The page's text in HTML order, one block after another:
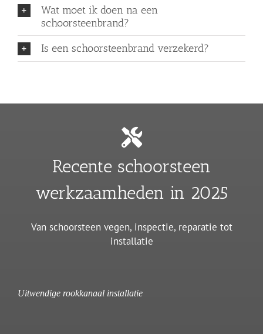
Wat moet ik doen na een
schoorsteenbrand?
Is een schoorsteenbrand verzekerd?
Recente schoorsteen
werkzaamheden in 2025
Van schoorsteen vegen, inspectie, reparatie tot
installatie
Uitwendige rookkanaal installatie